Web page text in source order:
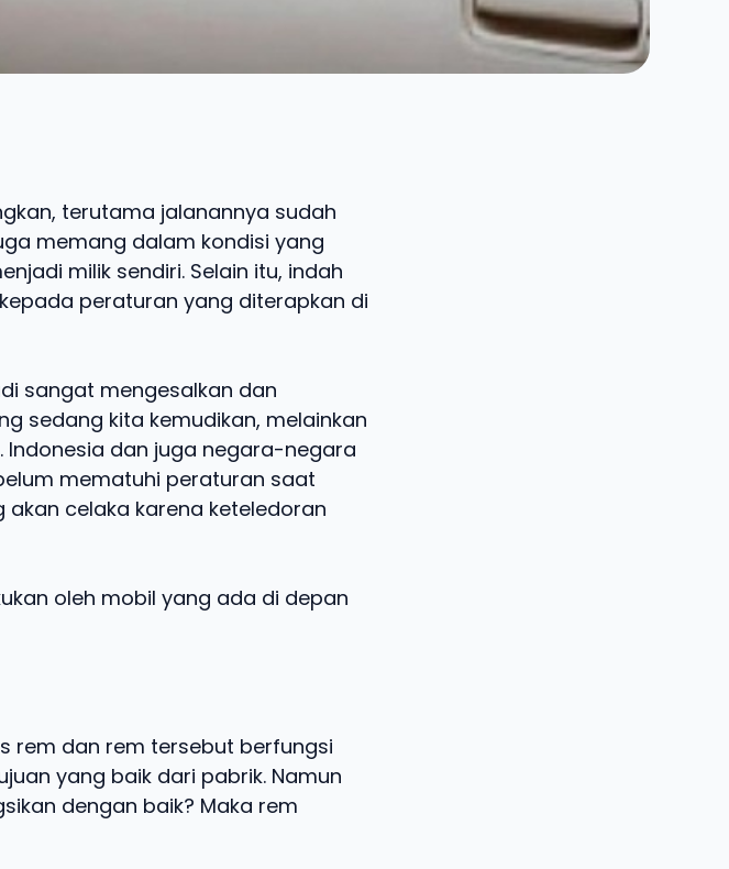
terutama jalanannya sudah
memang dalam kondisi yang
milik sendiri. Selain itu, indah
peraturan yang diterapkan di
sangat mengesalkan dan
sedang kita kemudikan, melainkan
dan juga negara-negara
mematuhi peraturan saat
celaka karena keteledoran
oleh mobil yang ada di depan
rem dan rem tersebut berfungsi
yang baik dari pabrik. Namun
dengan baik? Maka rem